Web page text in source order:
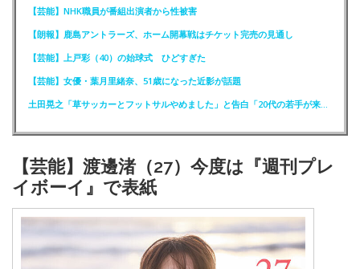
【芸能】NHK職員が番組出演者から性被害
【朗報】鹿島アントラーズ、ホーム開幕戦はチケット完売の見通し
【芸能】上戸彩（40）の始球式 ひどすぎた
【芸能】女優・葉月里緒奈、51歳になった近影が話題
土田晃之「草サッカーとフットサルやめました」と告白「20代の若手が来るんです。つまんなくて」
【芸能】渡邊渚（27）今度は『週刊プレ
イボーイ』で表紙